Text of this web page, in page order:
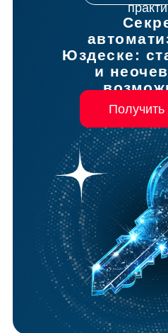
Юздеске:
и
Получить